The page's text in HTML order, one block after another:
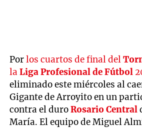
Porlos cuartos de final del
laLiga Profesional de Fútbol
eliminado este miércoles al
Gigante de Arroyito en un
contra el duroRosario Central
María. El equipo de Miguel